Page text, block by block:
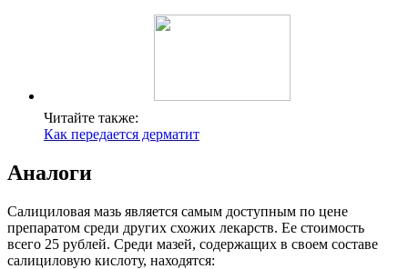
Читайте также:
Как передается дерматит
Аналоги
Салициловая мазь является самым доступным по цене
препаратом среди других схожих лекарств. Ее стоимость
всего 25 рублей. Среди мазей, содержащих в своем составе
салициловую кислоту, находятся: